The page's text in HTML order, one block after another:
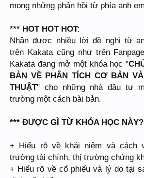
mong những phản hồi từ phía anh
*** HOT HOT HOT:
Nhận được nhiều lời đề nghị từ
trên Kakata cũng như trên
Kakata đang mở một khóa học "
BẢN VỀ PHÂN TÍCH CƠ BẢN
THUẬT" cho những nhà đầu tư
trường một cách bài bản.
*** ĐƯỢC GÌ TỪ KHÓA HỌC NÀY?
+ Hiểu rõ về khái niệm và cách
trường tài chính, thị trường chứng
+ Hiểu rõ về cổ phiếu và lý do tại